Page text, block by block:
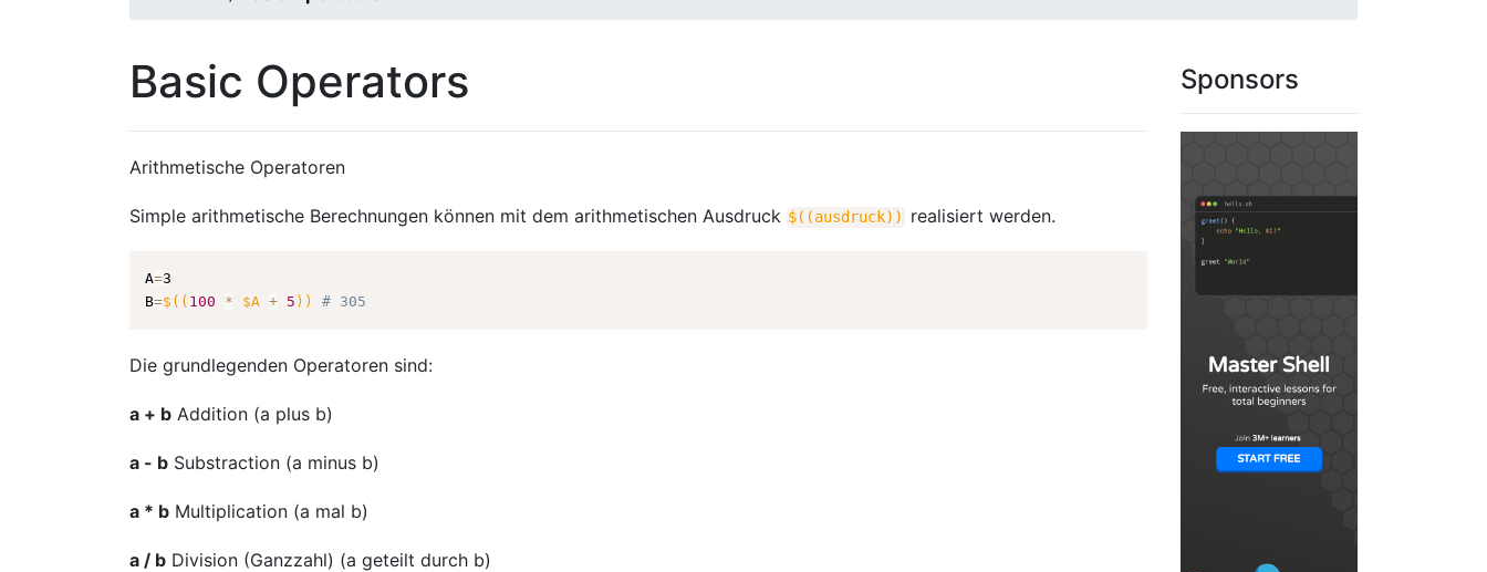
Basic Operators
Arithmetische Operatoren
Simple arithmetische Berechnungen können mit dem arithmetischen Ausdruck $((ausdruck)) realisiert werden.
A=3
B=$(( 100 * $A + 5 )) # 305
Die grundlegenden Operatoren sind:
a + b Addition (a plus b)
a - b Substraction (a minus b)
a * b Multiplication (a mal b)
a / b Division (Ganzzahl) (a geteilt durch b)
Sponsors